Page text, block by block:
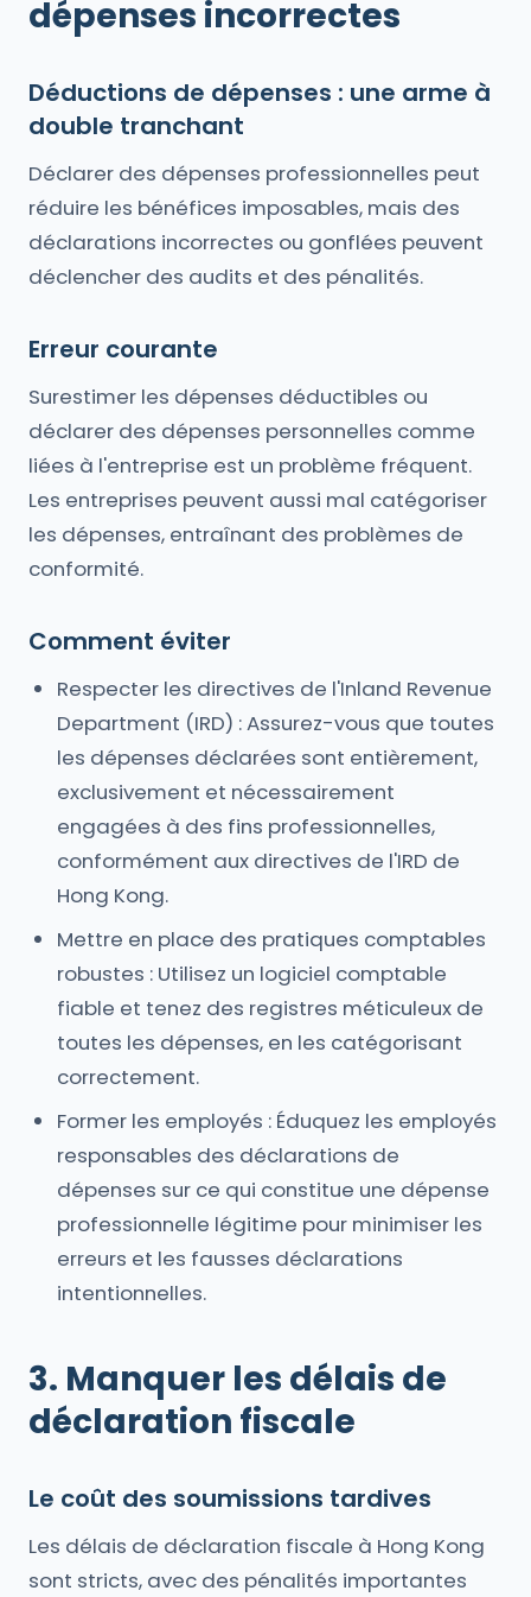
dépenses incorrectes
Déductions de dépenses : une arme à
double tranchant
Déclarer des dépenses professionnelles peut
réduire les bénéfices imposables, mais des
déclarations incorrectes ou gonflées peuvent
déclencher des audits et des pénalités.
Erreur courante
Surestimer les dépenses déductibles ou
déclarer des dépenses personnelles comme
liées à l'entreprise est un problème fréquent.
Les entreprises peuvent aussi mal catégoriser
les dépenses, entraînant des problèmes de
conformité.
Comment éviter
Respecter les directives de l'Inland Revenue
Department (IRD) : Assurez-vous que toutes
les dépenses déclarées sont entièrement,
exclusivement et nécessairement
engagées à des fins professionnelles,
conformément aux directives de l'IRD de
Hong Kong.
Mettre en place des pratiques comptables
robustes : Utilisez un logiciel comptable
fiable et tenez des registres méticuleux de
toutes les dépenses, en les catégorisant
correctement.
Former les employés : Éduquez les employés
responsables des déclarations de
dépenses sur ce qui constitue une dépense
professionnelle légitime pour minimiser les
erreurs et les fausses déclarations
intentionnelles.
3. Manquer les délais de
déclaration fiscale
Le coût des soumissions tardives
Les délais de déclaration fiscale à Hong Kong
sont stricts, avec des pénalités importantes